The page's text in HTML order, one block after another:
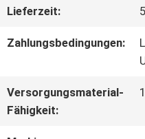
KONTAKT
ALLE
Lieferzeit:
Zahlungsbedingungen:
Versorgungsmaterial-
Fähigkeit: